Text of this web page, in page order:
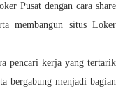
Pusat dengan cara share
membangun situs Loker
pencari kerja yang tertarik
bergabung menjadi bagian